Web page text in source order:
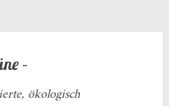
–
ökologisch